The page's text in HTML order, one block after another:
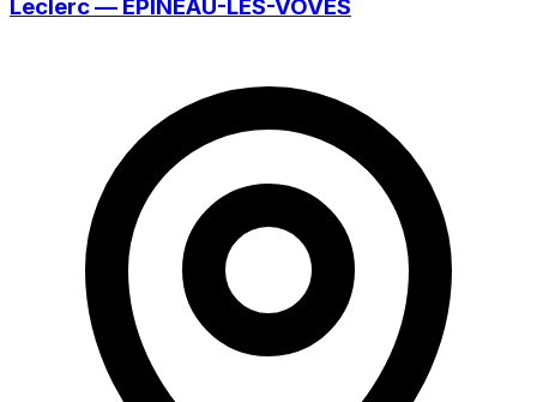
Leclerc — ÉPINEAU-LES-VOVES